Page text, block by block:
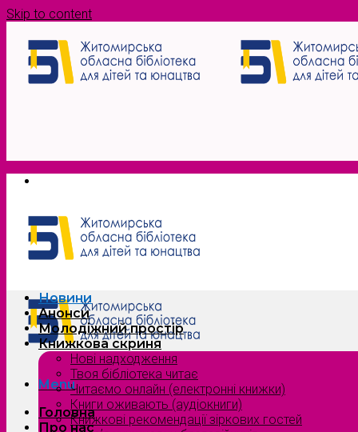
Skip to content
Menu
Головна
Про нас
Новини
Анонси
Молодіжний простір
Книжкова скриня
Нові надходження
Твоя бібліотека читає
Читаємо онлайн (електронні книжки)
Книги оживають (аудіокниги)
Книжкові рекомендації зіркових гостей